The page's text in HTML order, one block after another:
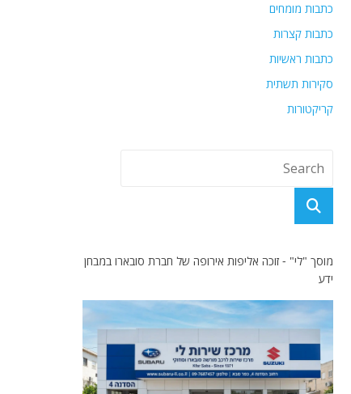
כתבות מומחים
כתבות קצרות
כתבות ראשיות
סקירות תשתית
קריקטורות
מוסך "לי" - זוכה אליפות אירופה של חברת סובארו במבחן
ידע